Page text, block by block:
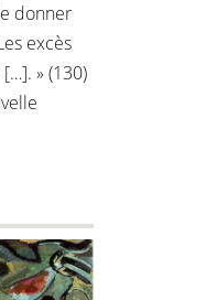
donner
excès
» (130)